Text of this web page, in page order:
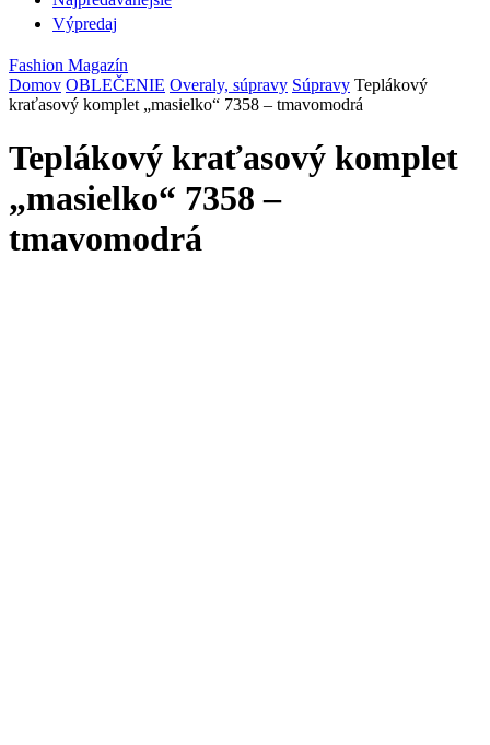
Výpredaj
Fashion Magazín
Domov OBLEČENIE Overaly, súpravy Súpravy Teplákový
kraťasový komplet „masielko“ 7358 – tmavomodrá
Teplákový kraťasový komplet
„masielko“ 7358 –
tmavomodrá